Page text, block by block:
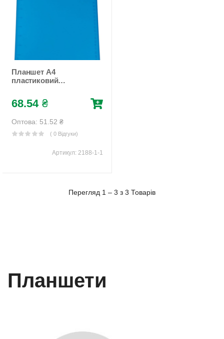
Планшет А4
пластиковий
(2188-1-1)
68.54 ₴
Оптова: 51.52 ₴
( 0 Відгуки)
Артикул: 2188-1-1
Перегляд 1 – 3 з 3 Товарів
планшети